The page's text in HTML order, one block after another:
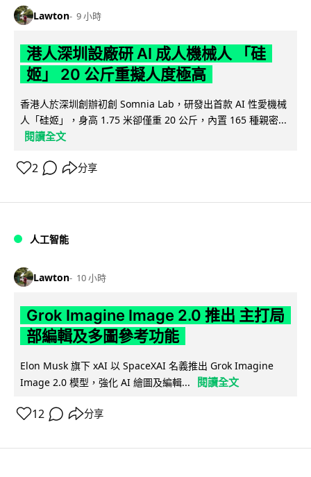
Lawton 9 小時
港人深圳設廠研 AI 成人機械人 「硅
姬」 20 公斤重擬人度極高
香港人於深圳創辦初創 Somnia Lab，研發出首款 AI 性愛機械
人「硅姬」，身高 1.75 米卻僅重 20 公斤，內置 165 種親密...
閱讀全文
2 分享
人工智能
Lawton 10 小時
Grok Imagine Image 2.0 推出 主打局
部編輯及多圖參考功能
Elon Musk 旗下 xAI 以 SpaceXAI 名義推出 Grok Imagine
Image 2.0 模型，強化 AI 繪圖及編輯...
閱讀全文
12 分享